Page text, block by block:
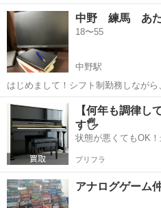
生にシートひろげてのんでるので清
ひ☺️自分の飲食物持参で!差し入れは
ても大丈夫です!ゆるくのみまし...
東京 中野区 中野駅 その他
中野 練馬 あた
18〜55
中野駅
はじめまして！シフト制勤務しながら
人で頑張ってきましたが、リアルに
に互いにモチベーションも上がるか
わせてカフェ等で勉強できたら良いか
東京 中野区 中野駅 その他
【何年も調律し
す🖐️
状態が悪くてもOK
プリフラ
アナログゲーム